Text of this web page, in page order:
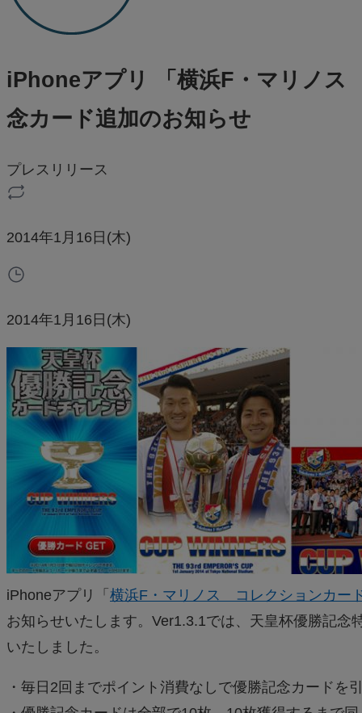
iPhoneアプリ 「横浜F・マリノ
念カード追加のお知らせ
プレスリリース
2014年1月16日(木)
2014年1月16日(木)
iPhoneアプリ「 横浜F・マリノス コレクションカー
お知らせいたします。Ver1.3.1では、天皇杯優勝記
いたしました。
・毎日2回までポイント消費なしで優勝記念カードを